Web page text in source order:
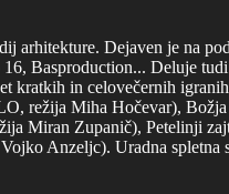
arhitekture. Dejaven je na
Basproduction... Deluje
kratkih in celovečernih
režija Miha Hočevar),
Miran Zupanič), Petelinji
Anzeljc). Uradna spletna